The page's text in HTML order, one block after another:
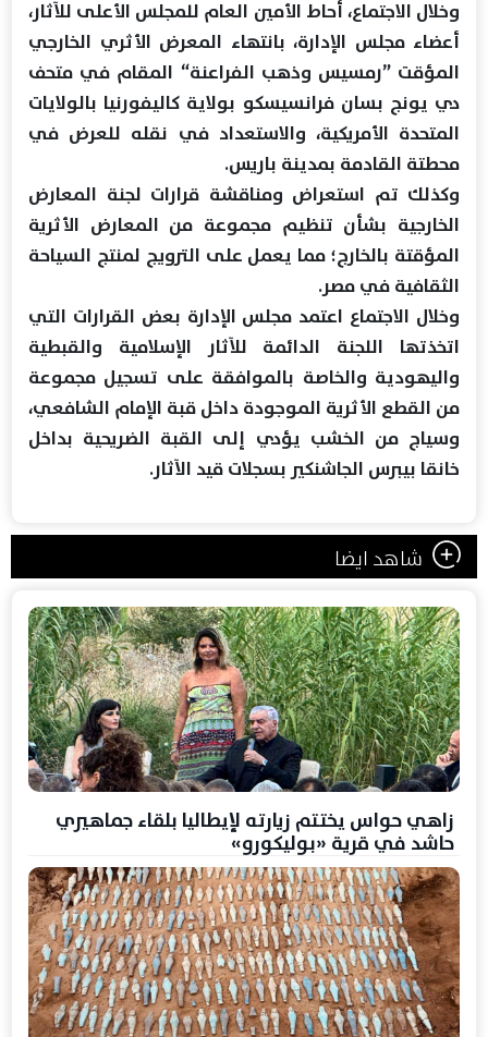
وخلال الاجتماع، أحاط الأمين العام للمجلس الأعلى للآثار،
أعضاء مجلس الإدارة، بانتهاء المعرض الأثري الخارجي
المؤقت ”رمسيس وذهب الفراعنة“ المقام في متحف
دي يونج بسان فرانسيسكو بولاية كاليفورنيا بالولايات
المتحدة الأمريكية، والاستعداد في نقله للعرض في
محطتة القادمة بمدينة باريس.
وكذلك تم استعراض ومناقشة قرارات لجنة المعارض
الخارجية بشأن تنظيم مجموعة من المعارض الأثرية
المؤقتة بالخارج؛ مما يعمل على الترويج لمنتج السياحة
الثقافية في مصر.
وخلال الاجتماع اعتمد مجلس الإدارة بعض القرارات التي
اتخذتها اللجنة الدائمة للآثار الإسلامية والقبطية
واليهودية والخاصة بالموافقة على تسجيل مجموعة
من القطع الأثرية الموجودة داخل قبة الإمام الشافعي،
وسياج من الخشب يؤدي إلى القبة الضريحية بداخل
خانقا بيبرس الجاشنكير بسجلات قيد الآثار.
شاهد ايضا
زاهي حواس يختتم زيارته لإيطاليا بلقاء جماهيري
حاشد في قرية «بوليكورو»